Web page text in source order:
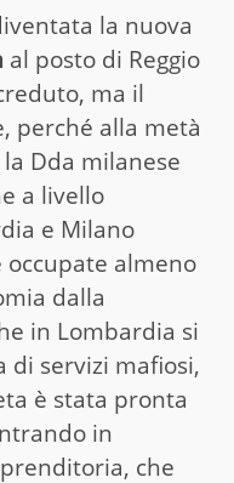
la nuova
al posto di Reggio
ma il
perché alla metà
Dda milanese
a livello
e Milano
almeno
dalla
in Lombardia si
di servizi mafiosi,
è stata pronta
in
che